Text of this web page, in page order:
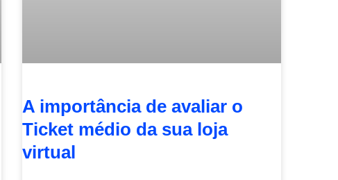
A importância de avaliar o
Ticket médio da sua loja
virtual